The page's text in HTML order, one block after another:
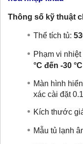
Thông số kỹ thuật
Thể tích tủ:
Phạm vi nhiệt
°C đến -30 °C
Màn hình
xác cài đặt
Kích thước
Mẫu tủ lạnh